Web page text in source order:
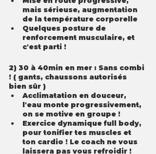
mais sérieuse, augmentation
de la température corporelle
Quelques posture de
renforcement musculaire, et
c'est parti !
2) 30 à 40min en mer : Sans combi
! ( gants, chaussons autorisés
bien sûr )
Acclimatation en douceur,
l'eau monte progressivement,
on se motive en groupe !
Exercice dynamique full body,
pour tonifier tes muscles et
ton cardio ! Le coach ne vous
laissera pas vous refroidir !